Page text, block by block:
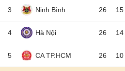
3 Ninh Bình 26 15
4 Hà Nội 26 14
5 CA TP.HCM 26 10